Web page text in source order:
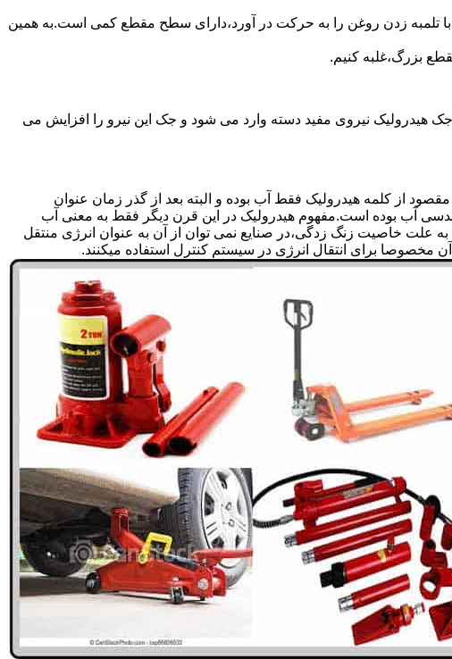
زدن روغن را به حرکت در آورد،دارای سطح مقطع کمی است.به همین
بزرگ،غلبه کنیم.
هیدرولیک نیروی مفید دسته وارد می شود و جک این نیرو را افزایش می
از کلمه هیدرولیک فقط آب بوده و البته بعد از گذر زمان عنوان
آب بوده است.مفهوم هیدرولیک در این قرن دیگر فقط به معنی آب
علت خاصیت زنگ زدگی،در صنایع نمی توان از آن به عنوان انرژی منتقل
مخصوصا برای انتقال انرژی در سیستم کنترل استفاده میکنند.